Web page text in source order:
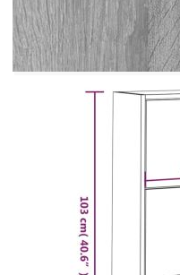
вашите обувки.
спалня и други
поставите.
дървесина е с
здравина,
влага.Достатъчно
етажерка за обувки
осигуряващи
държите обувките
подредени.Дизайн с
дизайн с падащо
се отваря и затваря
продукт се доставя
в кашона за лесно
се предотврати
трябва да се